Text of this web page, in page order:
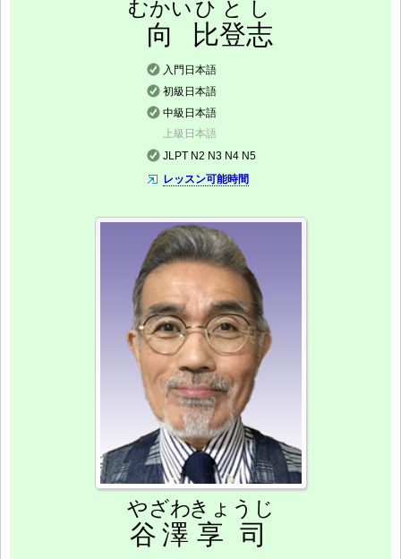
向
むかい
比登志
ひとし
入門日本語
初級日本語
中級日本語
上級日本語
JLPT N2 N3 N4 N5
レッスン可能時間
谷澤
やざわ
享司
きょうじ